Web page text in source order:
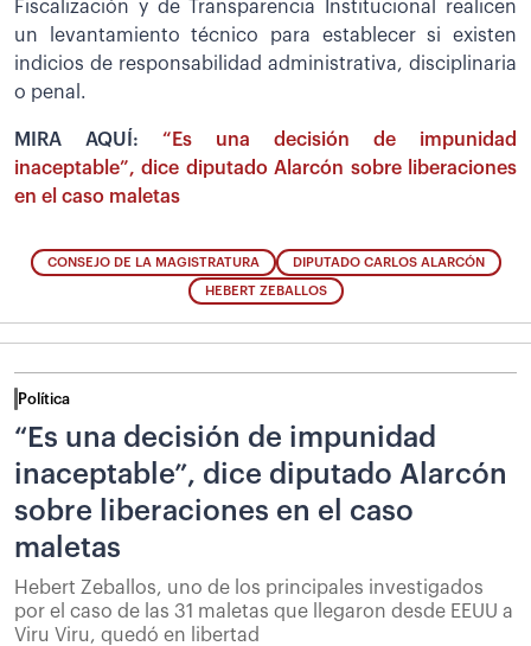
Fiscalización y de Transparencia Institucional realicen
un levantamiento técnico para establecer si existen
indicios de responsabilidad administrativa, disciplinaria
o penal.
MIRA AQUÍ: “Es una decisión de impunidad
inaceptable”, dice diputado Alarcón sobre liberaciones
en el caso maletas
CONSEJO DE LA MAGISTRATURA DIPUTADO CARLOS ALARCÓN
HEBERT ZEBALLOS
Política
“Es una decisión de impunidad
inaceptable”, dice diputado Alarcón
sobre liberaciones en el caso
maletas
Hebert Zeballos, uno de los principales investigados
por el caso de las 31 maletas que llegaron desde EEUU a
Viru Viru, quedó en libertad